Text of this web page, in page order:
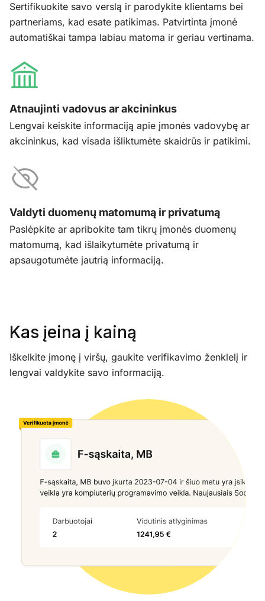
Sertifikuokite savo verslą ir parodykite klientams bei
partneriams, kad esate patikimas. Patvirtinta įmonė
automatiškai tampa labiau matoma ir geriau vertinama.
Atnaujinti vadovus ar akcininkus
Lengvai keiskite informaciją apie įmonės vadovybę ar
akcininkus, kad visada išliktumėte skaidrūs ir patikimi.
Valdyti duomenų matomumą ir privatumą
Paslėpkite ar apribokite tam tikrų įmonės duomenų
matomumą, kad išlaikytumėte privatumą ir
apsaugotumėte jautrią informaciją.
Kas įeina į kainą
Iškelkite įmonę į viršų, gaukite verifikavimo ženklelį ir
lengvai valdykite savo informaciją.